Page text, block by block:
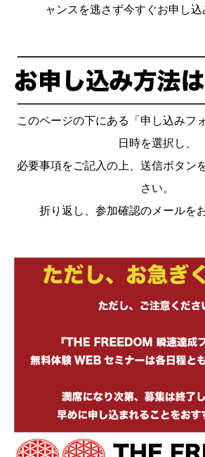
ャンスを逃さず今すぐお申し込
このページの下にある「申し込みフ
日時を選択し、
必要事項をご記入の上、送信ボタン
さい。
折り返し、参加確認のメールを